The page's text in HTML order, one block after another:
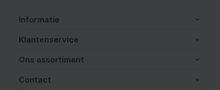
Informatie
Klantenservice
Ons assortiment
Contact